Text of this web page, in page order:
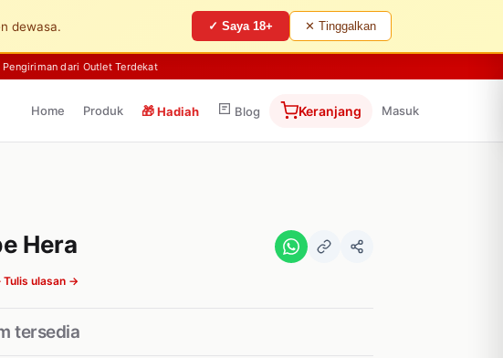
dewasa. ✓ Saya 18+ ✕ Tinggalkan
Pengiriman dari Outlet Terdekat
Home Produk 🎁Hadiah Blog Keranjang Masuk
Hera
· Tulis ulasan →
tersedia